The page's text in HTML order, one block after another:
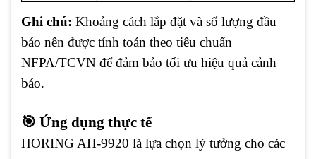
Ghi chú: Khoảng cách lắp đặt và số lượng đầu
báo nên được tính toán theo tiêu chuẩn
NFPA/TCVN để đảm bảo tối ưu hiệu quả cảnh
báo.
🎯 Ứng dụng thực tế
HORING AH-9920 là lựa chọn lý tưởng cho các